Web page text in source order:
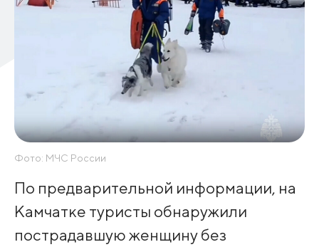
Фото: МЧС России
По предварительной информации, на
Камчатке туристы обнаружили
пострадавшую женщину без